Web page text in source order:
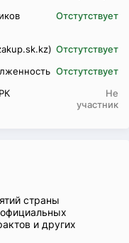
Отстутствует
Отстутствует
Отстутствует
Не
участник
страны
и других